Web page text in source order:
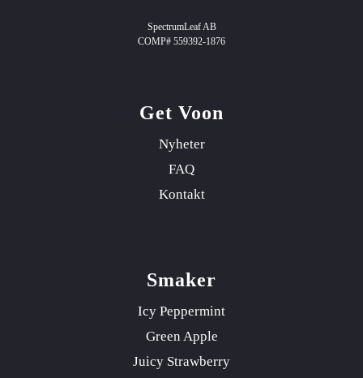
SpectrumLeaf AB
COMP# 559392-1876
Get Voon
Nyheter
FAQ
Kontakt
Smaker
Icy Peppermint
Green Apple
Juicy Strawberry